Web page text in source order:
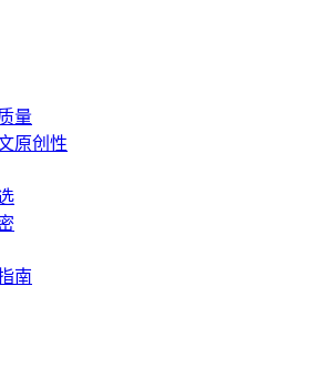
量
原创性
南